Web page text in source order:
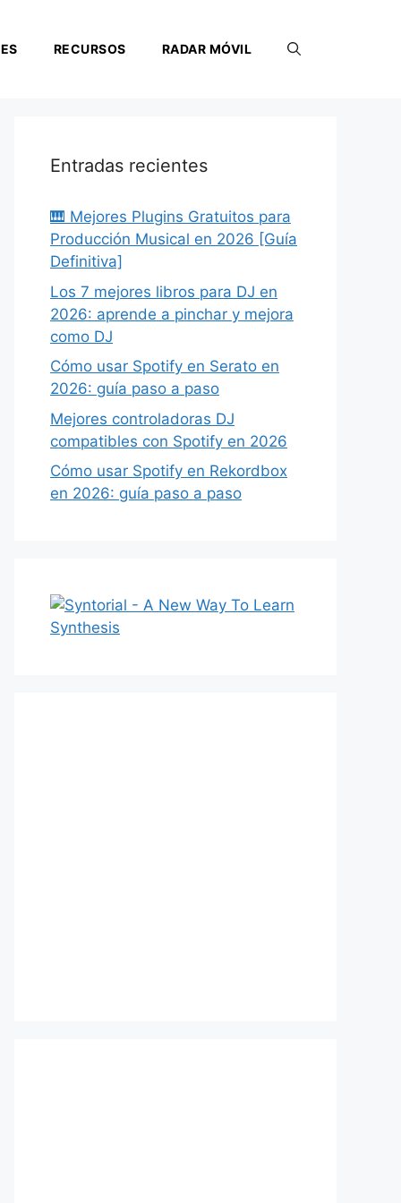
RECURSOS RADAR MÓVIL
Entradas recientes
🎹 Mejores Plugins Gratuitos para
Producción Musical en 2026 [Guía
Definitiva]
Los 7 mejores libros para DJ en
2026: aprende a pinchar y mejora
como DJ
Cómo usar Spotify en Serato en
2026: guía paso a paso
Mejores controladoras DJ
compatibles con Spotify en 2026
Cómo usar Spotify en Rekordbox
en 2026: guía paso a paso